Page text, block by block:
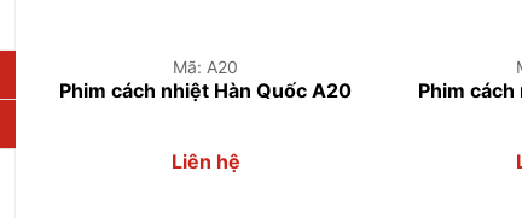
Mã: A20
Phim cách nhiệt Hàn Quốc A20
Liên hệ
Phim cách